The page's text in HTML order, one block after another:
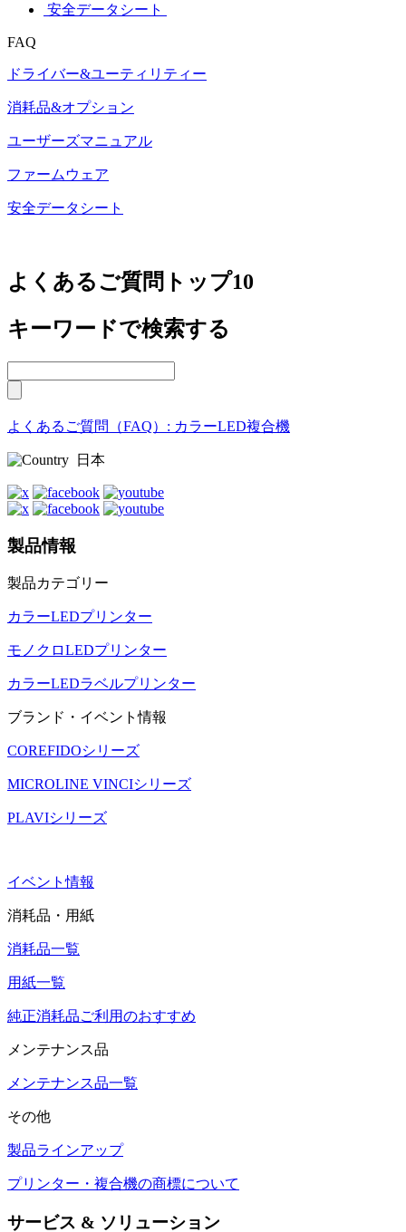
安全データシート
FAQ
ドライバー&ユーティリティー
消耗品&オプション
ユーザーズマニュアル
ファームウェア
安全データシート
よくあるご質問トップ10
キーワードで検索する
よくあるご質問（FAQ）: カラーLED複合機
日本
製品情報
製品カテゴリー
カラーLEDプリンター
モノクロLEDプリンター
カラーLEDラベルプリンター
ブランド・イベント情報
COREFIDOシリーズ
MICROLINE VINCIシリーズ
PLAVIシリーズ
イベント情報
消耗品・用紙
消耗品一覧
用紙一覧
純正消耗品ご利用のおすすめ
メンテナンス品
メンテナンス品一覧
その他
製品ラインアップ
プリンター・複合機の商標について
サービス & ソリューション